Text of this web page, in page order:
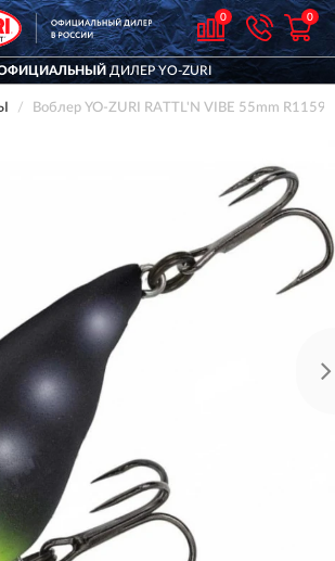
0 0
ДИЛЕР YO-ZURI
Воблер YO-ZURI RATTL'N VIBE 55mm